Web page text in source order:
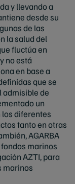
y llevando a
desde su
de las
la salud del
fluctúa en
no está
en base a
que se
admisible de
un
los diferentes
tanto en otras
AGARBA
marinos
AZTI, para
marinos